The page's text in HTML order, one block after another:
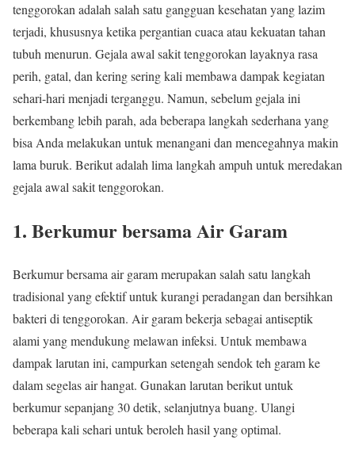
tenggorokan adalah salah satu gangguan kesehatan yang lazim
terjadi, khususnya ketika pergantian cuaca atau kekuatan tahan
tubuh menurun. Gejala awal sakit tenggorokan layaknya rasa
perih, gatal, dan kering sering kali membawa dampak kegiatan
sehari-hari menjadi terganggu. Namun, sebelum gejala ini
berkembang lebih parah, ada beberapa langkah sederhana yang
bisa Anda melakukan untuk menangani dan mencegahnya makin
lama buruk. Berikut adalah lima langkah ampuh untuk meredakan
gejala awal sakit tenggorokan.
1. Berkumur bersama Air Garam
Berkumur bersama air garam merupakan salah satu langkah
tradisional yang efektif untuk kurangi peradangan dan bersihkan
bakteri di tenggorokan. Air garam bekerja sebagai antiseptik
alami yang mendukung melawan infeksi. Untuk membawa
dampak larutan ini, campurkan setengah sendok teh garam ke
dalam segelas air hangat. Gunakan larutan berikut untuk
berkumur sepanjang 30 detik, selanjutnya buang. Ulangi
beberapa kali sehari untuk beroleh hasil yang optimal.